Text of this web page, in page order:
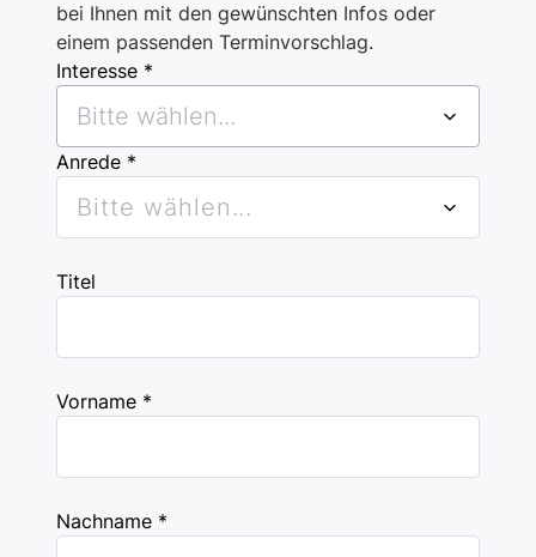
bei Ihnen mit den gewünschten Infos oder
einem passenden Terminvorschlag.
Interesse *
Bitte wählen...
Anrede *
Bitte wählen...
Titel
Vorname *
Nachname *